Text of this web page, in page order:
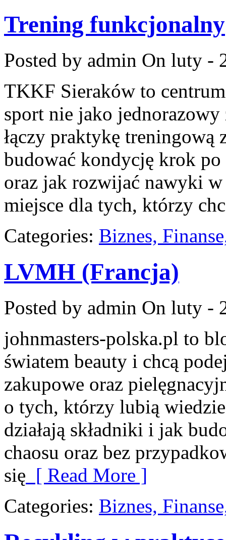
Trening funkcjonalny
Posted by admin On luty -
TKKF Sieraków to
sport nie jako
łączy praktykę treningową
budować kondycję krok
oraz jak rozwijać nawyki
miejsce dla tych, którzy
Categories: Biznes,
LVMH (Francja)
Posted by admin On luty -
johnmasters-polska.pl to
światem beauty i chcą
zakupowe oraz
o tych, którzy lubią
działają składniki i jak
chaosu oraz bez
się [ Read More ]
Categories: Biznes,